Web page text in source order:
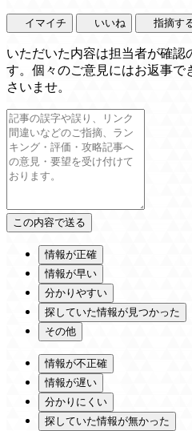
イマイチ いいね 指摘す
いただいた内容は担当者が確認
す。個々のご意見にはお返事で
さいませ。
情報が正確
情報が早い
分かりやすい
探していた情報が見つかった
その他
情報が不正確
情報が遅い
分かりにくい
探していた情報が無かった